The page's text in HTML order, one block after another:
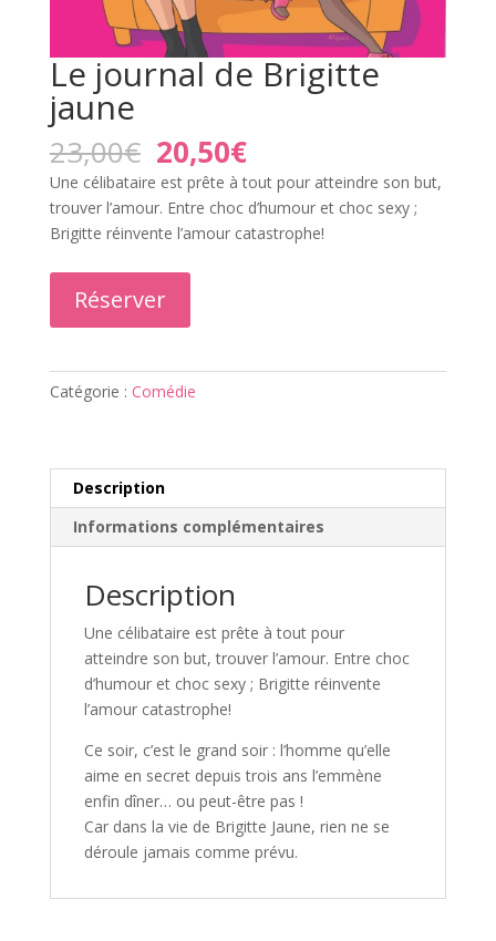
Le journal de Brigitte
jaune
23,00€ Le
prix
initial
était :
23,00€.
20,50€Le
prix
actuel
est :
20,50€.
Une célibataire est prête à tout pour atteindre son but,
trouver l’amour. Entre choc d’humour et choc sexy ;
Brigitte réinvente l’amour catastrophe!
Réserver
Catégorie : Comédie
Description
Informations complémentaires
Description
Une célibataire est prête à tout pour
atteindre son but, trouver l’amour. Entre choc
d’humour et choc sexy ; Brigitte réinvente
l’amour catastrophe!
Ce soir, c’est le grand soir : l’homme qu’elle
aime en secret depuis trois ans l’emmène
enfin dîner… ou peut-être pas !
Car dans la vie de Brigitte Jaune, rien ne se
déroule jamais comme prévu.